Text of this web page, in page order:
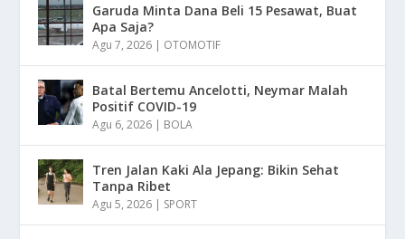
Garuda Minta Dana Beli 15 Pesawat, Buat
Apa Saja?
Agu 7, 2026 | OTOMOTIF
Batal Bertemu Ancelotti, Neymar Malah
Positif COVID-19
Agu 6, 2026 | BOLA
Tren Jalan Kaki Ala Jepang: Bikin Sehat
Tanpa Ribet
Agu 5, 2026 | SPORT